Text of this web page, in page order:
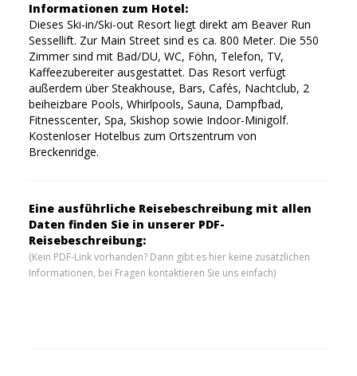
Informationen zum Hotel:
Dieses Ski-in/Ski-out Resort liegt direkt am Beaver Run
Sessellift. Zur Main Street sind es ca. 800 Meter. Die 550
Zimmer sind mit Bad/DU, WC, Föhn, Telefon, TV,
Kaffeezubereiter ausgestattet. Das Resort verfügt
außerdem über Steakhouse, Bars, Cafés, Nachtclub, 2
beiheizbare Pools, Whirlpools, Sauna, Dampfbad,
Fitnesscenter, Spa, Skishop sowie Indoor-Minigolf.
Kostenloser Hotelbus zum Ortszentrum von
Breckenridge.
Eine ausführliche Reisebeschreibung mit allen
Daten finden Sie in unserer PDF-
Reisebeschreibung:
(Kein PDF-Link vorhanden? Dann gibt es hier keine zusätzlichen
Informationen, bei Fragen kontaktieren Sie uns einfach)